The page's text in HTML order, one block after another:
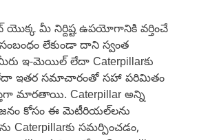
మీ నిర్దిష్ట ఉపయోగానికి వర్తించే
లేకుండా దాని స్వంత
ఇ-మెయిల్ లేదా Caterpillarకు
లేదా ఇతర సమాచారంతో సహా పరిమితం
మారతాయి. Caterpillar అన్ని
కోసం ఈ మెటీరియల్‌లను
సమర్పించడం,